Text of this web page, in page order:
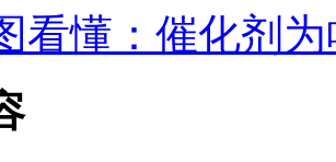
看懂：催化剂